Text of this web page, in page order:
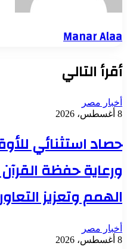
Manar Alaa
أقرأ التالي
أخبار مصر
8 أغسطس، 2026
حصاد استثنائي
ورعاية حفظة
الهمم وتعزيز
أخبار مصر
8 أغسطس، 2026